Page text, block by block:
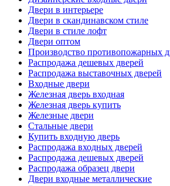
Двери в интерьере
Двери в скандинавском стиле
Двери в стиле лофт
Двери оптом
Производство противопожарных
Распродажа дешевых дверей
Распродажа выставочных дверей
Входные двери
Железная дверь входная
Железная дверь купить
Железные двери
Стальные двери
Купить входную дверь
Распродажа входных дверей
Распродажа дешевых дверей
Распродажа образец двери
Двери входные металлические